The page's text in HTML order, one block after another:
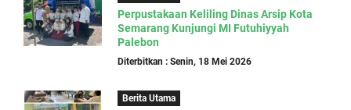
Perpustakaan Keliling Dinas Arsip Kota
Semarang Kunjungi MI Futuhiyyah
Palebon
Diterbitkan : Senin, 18 Mei 2026
Berita Utama